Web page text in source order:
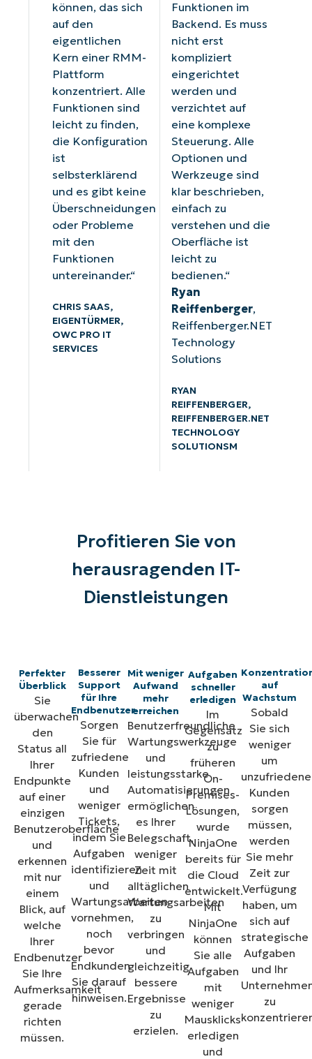
können, das sich
auf den
eigentlichen
Kern einer RMM-
Plattform
konzentriert. Alle
Funktionen sind
leicht zu finden,
die Konfiguration
ist
selbsterklärend
und es gibt keine
Überschneidungen
oder Probleme
mit den
Funktionen
untereinander.“
CHRIS SAAS,
EIGENTÜRMER,
OWC PRO IT
SERVICES
Funktionen im
Backend. Es muss
nicht erst
kompliziert
eingerichtet
werden und
verzichtet auf
eine komplexe
Steuerung. Alle
Optionen und
Werkzeuge sind
klar beschrieben,
einfach zu
verstehen und die
Oberfläche ist
leicht zu
bedienen.“
Ryan
Reiffenberger,
Reiffenberger.NET
Technology
Solutions
RYAN
REIFFENBERGER,
REIFFENBERGER.NET
TECHNOLOGY
SOLUTIONSM
Profitieren Sie von
herausragenden IT-
Dienstleistungen
Perfekter
Überblick
Sie
überwachen
den
Status all
Ihrer
Endpunkte
auf einer
einzigen
Benutzeroberfläche
und
erkennen
mit nur
einem
Blick, auf
welche
Ihrer
Endbenutzer
Sie Ihre
Aufmerksamkeit
gerade
richten
müssen.
Besserer
Support
für Ihre
Endbenutzer
Sorgen
Sie für
zufriedene
Kunden
und
weniger
Tickets,
indem Sie
Aufgaben
identifizieren
und
Wartungsarbeiten
vornehmen,
noch
bevor
Endkunden
Sie darauf
hinweisen.
Mit weniger
Aufwand
mehr
erreichen
Benutzerfreundliche
Wartungswerkzeuge
und
leistungsstarke
Automatisierungen
ermöglichen
es Ihrer
Belegschaft,
weniger
Zeit mit
alltäglichen
Wartungsarbeiten
zu
verbringen
und
gleichzeitig
bessere
Ergebnisse
zu
erzielen.
Aufgaben
schneller
erledigen
Im
Gegensatz
zu
früheren
On-
Premises-
Lösungen,
wurde
NinjaOne
bereits für
die Cloud
entwickelt.
Mit
NinjaOne
können
Sie alle
Aufgaben
mit
weniger
Mausklicks
erledigen
und
auf
Wachstum
Sobald
Sie sich
weniger
um
unzufriedene
Kunden
sorgen
müssen,
werden
Sie mehr
Zeit zur
Verfügung
haben, um
sich auf
strategische
Aufgaben
und Ihr
zu